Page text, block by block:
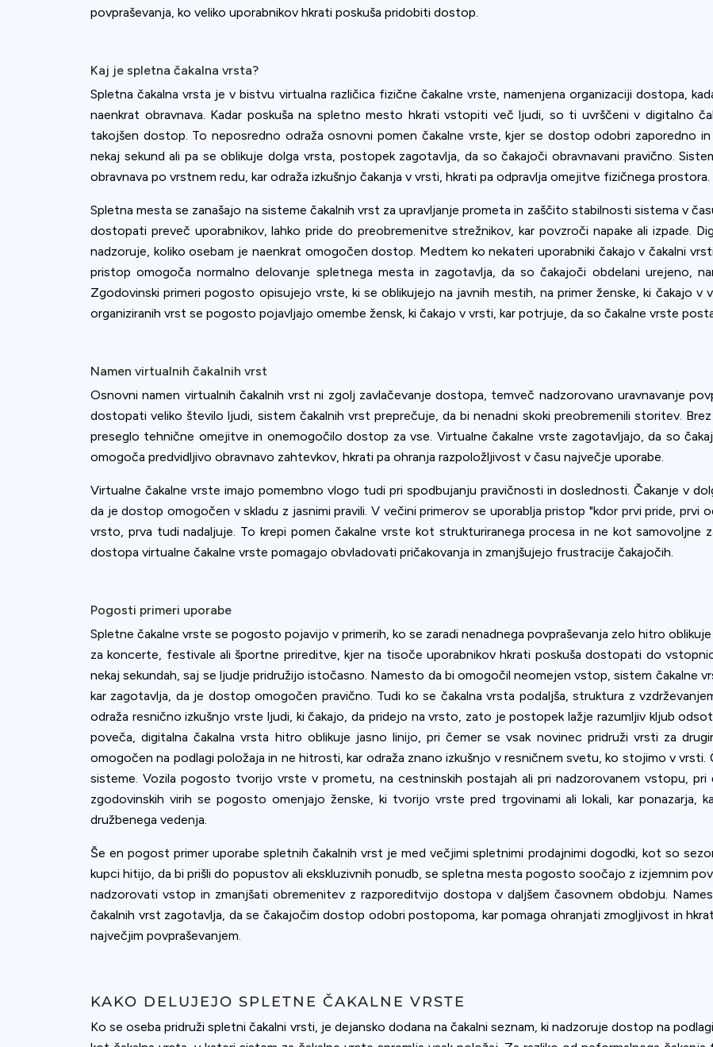
povpraševanja, ko veliko uporabnikov hkrati poskuša pridobiti dostop.
Kaj je spletna čakalna vrsta?
Spletna čakalna vrsta je v bistvu virtualna različica fizične čakalne vrste, namenjena organizaciji dostopa,
naenkrat obravnava. Kadar poskuša na spletno mesto hkrati vstopiti več ljudi, so ti uvrščeni v digitalno
takojšen dostop. To neposredno odraža osnovni pomen čakalne vrste, kjer se dostop odobri zaporedno
nekaj sekund ali pa se oblikuje dolga vrsta, postopek zagotavlja, da so čakajoči obravnavani pravično.
obravnava po vrstnem redu, kar odraža izkušnjo čakanja v vrsti, hkrati pa odpravlja omejitve fizičnega prostora.
Spletna mesta se zanašajo na sisteme čakalnih vrst za upravljanje prometa in zaščito stabilnosti sistema v
dostopati preveč uporabnikov, lahko pride do preobremenitve strežnikov, kar povzroči napake ali izpade.
nadzoruje, koliko osebam je naenkrat omogočen dostop. Medtem ko nekateri uporabniki čakajo v čakalni
pristop omogoča normalno delovanje spletnega mesta in zagotavlja, da so čakajoči obdelani urejeno,
Zgodovinski primeri pogosto opisujejo vrste, ki se oblikujejo na javnih mestih, na primer ženske, ki čakajo v
organiziranih vrst se pogosto pojavljajo omembe žensk, ki čakajo v vrsti, kar potrjuje, da so čakalne vrste
Namen virtualnih čakalnih vrst
Osnovni namen virtualnih čakalnih vrst ni zgolj zavlačevanje dostopa, temveč nadzorovano uravnavanje
dostopati veliko število ljudi, sistem čakalnih vrst preprečuje, da bi nenadni skoki preobremenili storitev.
preseglo tehnične omejitve in onemogočilo dostop za vse. Virtualne čakalne vrste zagotavljajo, da so
omogoča predvidljivo obravnavo zahtevkov, hkrati pa ohranja razpoložljivost v času največje uporabe.
Virtualne čakalne vrste imajo pomembno vlogo tudi pri spodbujanju pravičnosti in doslednosti. Čakanje v
da je dostop omogočen v skladu z jasnimi pravili. V večini primerov se uporablja pristop "kdor prvi pride, prvi
vrsto, prva tudi nadaljuje. To krepi pomen čakalne vrste kot strukturiranega procesa in ne kot samovoljne
dostopa virtualne čakalne vrste pomagajo obvladovati pričakovanja in zmanjšujejo frustracije čakajočih.
Pogosti primeri uporabe
Spletne čakalne vrste se pogosto pojavijo v primerih, ko se zaradi nenadnega povpraševanja zelo hitro
za koncerte, festivale ali športne prireditve, kjer na tisoče uporabnikov hkrati poskuša dostopati do
nekaj sekundah, saj se ljudje pridružijo istočasno. Namesto da bi omogočil neomejen vstop, sistem čakalne
kar zagotavlja, da je dostop omogočen pravično. Tudi ko se čakalna vrsta podaljša, struktura z
odraža resnično izkušnjo vrste ljudi, ki čakajo, da pridejo na vrsto, zato je postopek lažje razumljiv kljub
poveča, digitalna čakalna vrsta hitro oblikuje jasno linijo, pri čemer se vsak novinec pridruži vrsti za
omogočen na podlagi položaja in ne hitrosti, kar odraža znano izkušnjo v resničnem svetu, ko stojimo v vrsti.
sisteme. Vozila pogosto tvorijo vrste v prometu, na cestninskih postajah ali pri nadzorovanem vstopu, pri
zgodovinskih virih se pogosto omenjajo ženske, ki tvorijo vrste pred trgovinami ali lokali, kar ponazarja,
družbenega vedenja.
Še en pogost primer uporabe spletnih čakalnih vrst je med večjimi spletnimi prodajnimi dogodki, kot so
kupci hitijo, da bi prišli do popustov ali ekskluzivnih ponudb, se spletna mesta pogosto soočajo z izjemnim
nadzorovati vstop in zmanjšati obremenitev z razporeditvijo dostopa v daljšem časovnem obdobju.
čakalnih vrst zagotavlja, da se čakajočim dostop odobri postopoma, kar pomaga ohranjati zmogljivost in
največjim povpraševanjem.
KAKO DELUJEJO SPLETNE ČAKALNE VRSTE
Ko se oseba pridruži spletni čakalni vrsti, je dejansko dodana na čakalni seznam, ki nadzoruje dostop na
Settings